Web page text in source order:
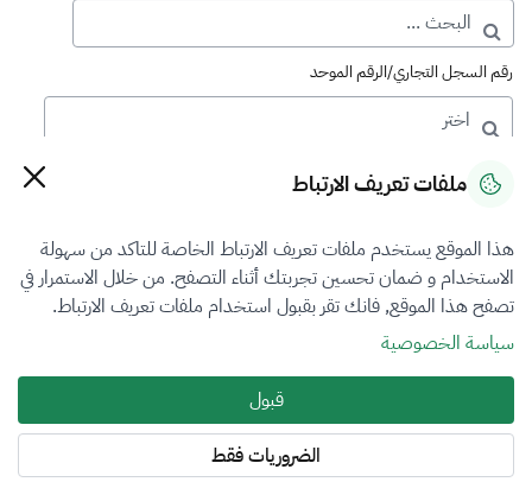
رقم السجل التجاري/الرقم الموحد
رقم الترخيص
التصنيف
VFR3
فرع التقييم
ملفات تعريف الارتباط
هذا الموقع يستخدم ملفات تعريف الارتباط الخاصة للتاكد من سهولة
الاستخدام و ضمان تحسين تجربتك أثناء التصفح. من خلال الاستمرار في
تصفح هذا الموقع, فانك تقر بقبول استخدام ملفات تعريف الارتباط.
سياسة الخصوصية
قبول
الضروريات فقط